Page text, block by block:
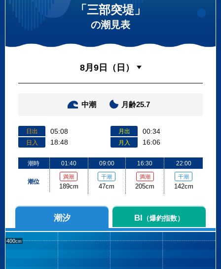
「三部突堤」
の潮見表
中潮 月齢25.7
日出 05:08
日入 18:48
月出 00:34
月入 16:06
潮時
潮位
01:40
満潮
189cm
09:00
干潮
47cm
16:30
満潮
205cm
22:00
干潮
142cm
潮汐 BI （爆釣指数）
400